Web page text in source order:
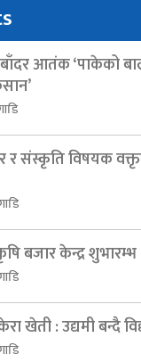
आतंक ‘पाकेको
र संस्कृति विषयक
बजार केन्द्र शुभारम्भ
खेती : उद्यमी बन्दै